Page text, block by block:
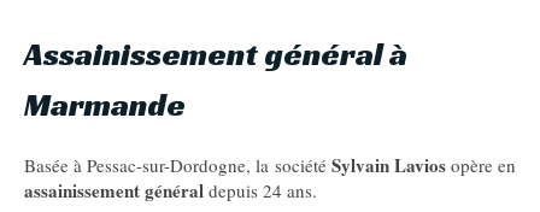
Assainissement général à
Marmande
Basée à Pessac-sur-Dordogne, la société Sylvain Lavios opère en
assainissement général depuis 24 ans.